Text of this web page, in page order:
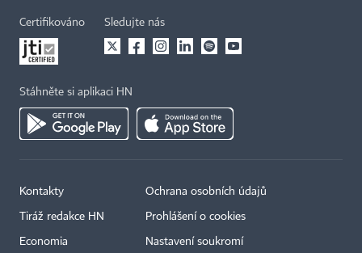
Certifikováno Sledujte nás
Stáhněte si aplikaci HN
Kontakty
Tiráž redakce HN
Economia
Ochrana osobních údajů
Prohlášení o cookies
Nastavení soukromí